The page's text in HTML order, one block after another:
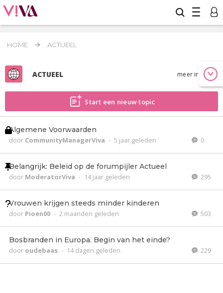
HOME ACTUEEL
ACTUEEL meer info
Start een nieuw topic
Algemene Voorwaarden
door CommunityManagerViva - 5 jaar geleden 0
Belangrijk: Beleid op de forumpijler Actueel
door ModeratorViva - 14 jaar geleden 295
Vrouwen krijgen steeds minder kinderen
door Pioen00 - 2 maanden geleden 503
Bosbranden in Europa. Begin van het einde?
door oudebaas - 14 dagen geleden 229